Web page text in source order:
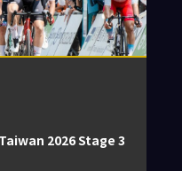
Taiwan 2026 Stage 3